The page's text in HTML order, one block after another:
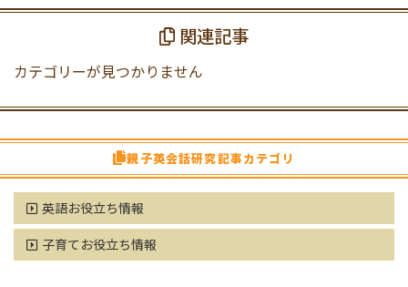
関連記事
カテゴリーが見つかりません
親子英会話研究記事カテゴリ
英語お役立ち情報
子育てお役立ち情報